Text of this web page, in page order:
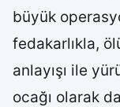
büyük
fedakarlıkla,
anlayışı ile
ocağı olarak